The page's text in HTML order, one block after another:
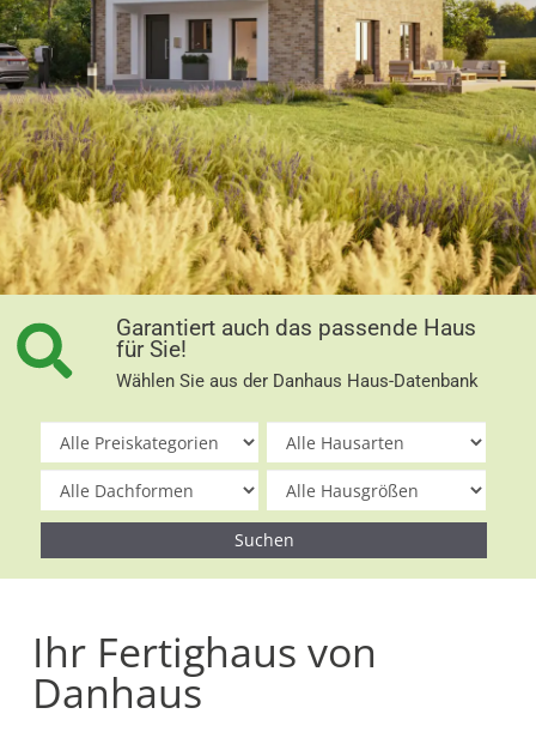
Garantiert auch das passende Haus
für Sie!
Wählen Sie aus der Danhaus Haus-Datenbank
Ihr Fertighaus von
Danhaus